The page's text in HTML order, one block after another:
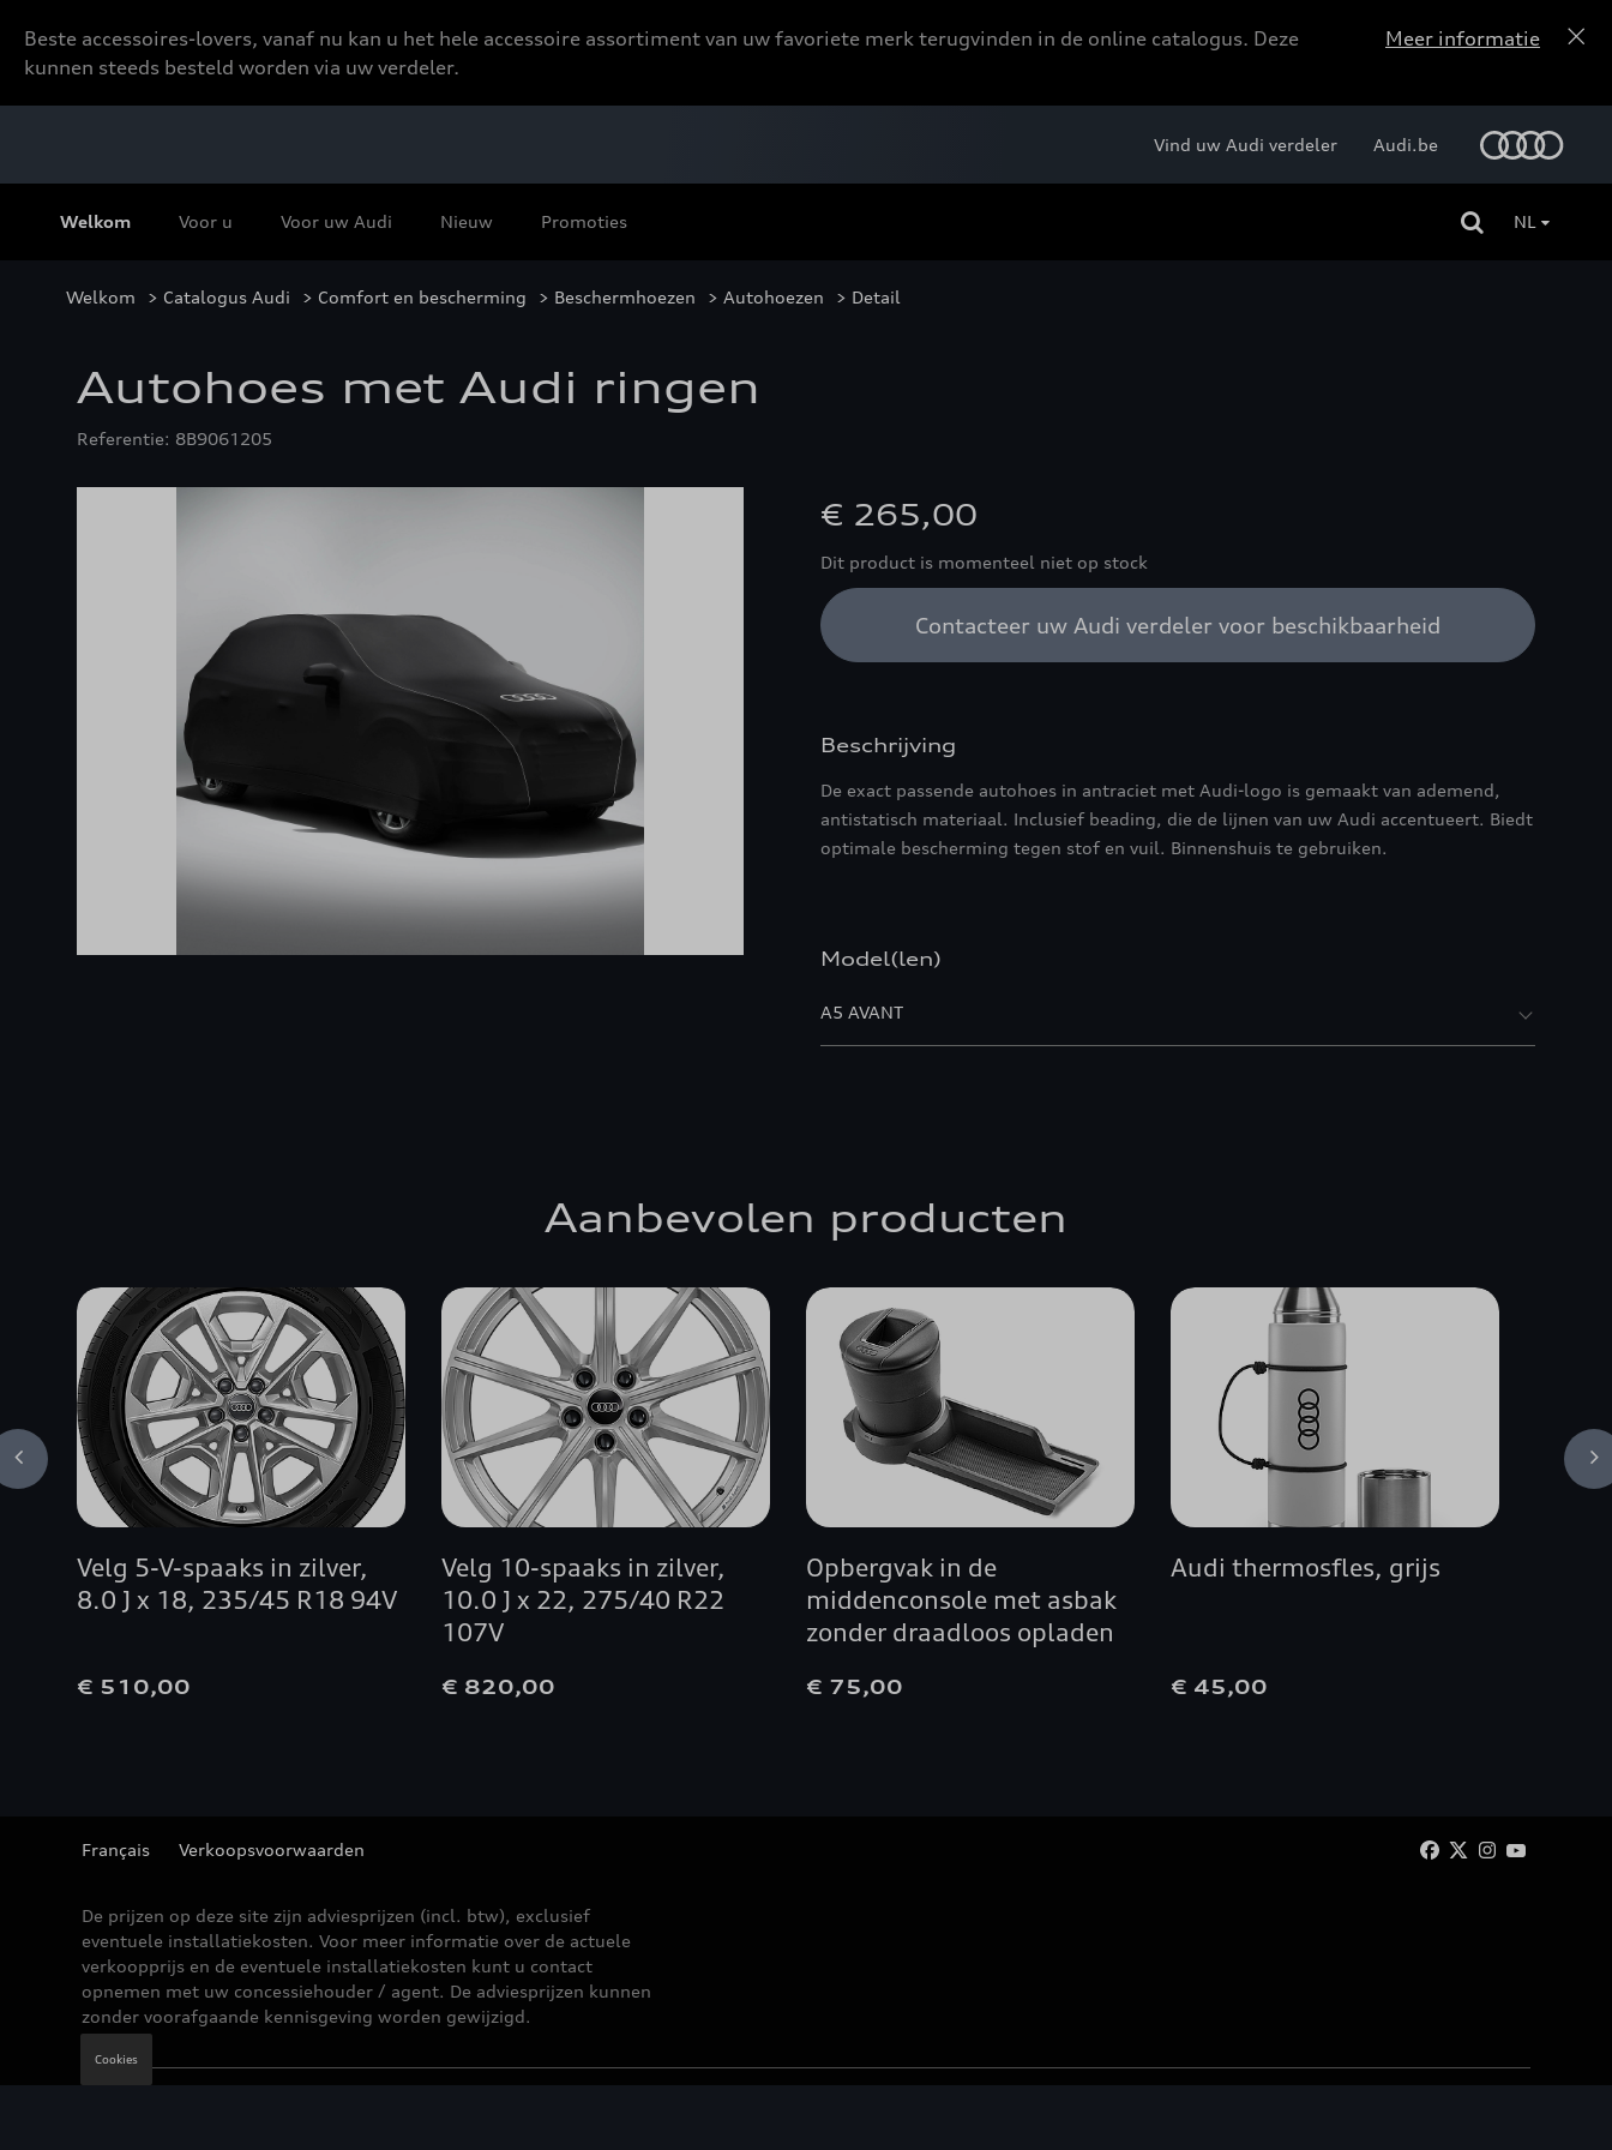
Beste accessoires-lovers, vanaf nu kan u het hele accessoire assortiment van uw favoriete merk terugvinden in de online catalogus. Deze
kunnen steeds besteld worden via uw verdeler.
Meer informatie
Welkom Voor u Voor uw Audi Nieuw Promoties
Vind uw Audi verdeler Audi.be
NL
Welkom > Catalogus Audi > Comfort en bescherming > Beschermhoezen > Autohoezen > Detail
Autohoes met Audi ringen
Referentie: 8B9061205
€ 265,00
Dit product is momenteel niet op stock
Contacteer uw Audi verdeler voor beschikbaarheid
Beschrijving
De exact passende autohoes in antraciet met Audi-logo is gemaakt van ademend,
antistatisch materiaal. Inclusief beading, die de lijnen van uw Audi accentueert. Biedt
optimale bescherming tegen stof en vuil. Binnenshuis te gebruiken.
Model(len)
A5 AVANT
Aanbevolen producten
Velg 5-V-spaaks in zilver,
8.0 J x 18, 235/45 R18 94V
€ 510,00
Velg 10-spaaks in zilver,
10.0 J x 22, 275/40 R22
107V
€ 820,00
Opbergvak in de
middenconsole met asbak
zonder draadloos opladen
€ 75,00
Audi thermosfles, grijs
€ 45,00
Français Verkoopsvoorwaarden
De prijzen op deze site zijn adviesprijzen (incl. btw), exclusief
eventuele installatiekosten. Voor meer informatie over de actuele
verkoopprijs en de eventuele installatiekosten kunt u contact
opnemen met uw concessiehouder / agent. De adviesprijzen kunnen
zonder voorafgaande kennisgeving worden gewijzigd.
Cookies